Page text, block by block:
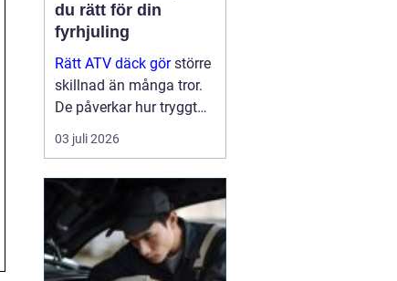
du rätt för din
fyrhjuling
Rätt ATV däck görstörre
skillnad än många tror.
De påverkar hur tryggt
fyrhjulingen beter sig på
väg, hur effektivt den tar
och hur marken under
hjulen mår efteråt. Med
ge...
03 juli 2026